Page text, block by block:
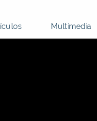
Multimedia